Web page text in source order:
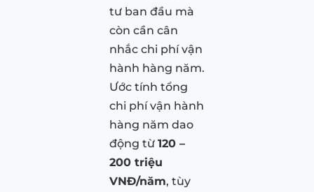
tư ban đầu mà
còn cần cân
nhắc chi phí vận
hành hàng năm.
Ước tính tổng
chi phí vận hành
hàng năm dao
động từ 120 –
200 triệu
VNĐ/năm, tùy